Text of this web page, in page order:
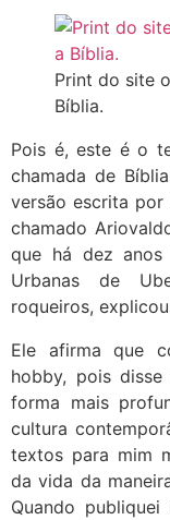
Print do site
Bíblia.
Pois é, este é o
chamada de
versão escrita por
chamado
que há dez anos
Urbanas de
roqueiros,
Ele afirma que
hobby, pois
forma mais
cultura
textos para mim
da vida da
Quando